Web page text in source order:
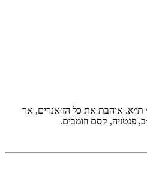
ת״א. אוהבת את כל הז׳אנרים, אך
פנטזיה, קסם וזומבים.